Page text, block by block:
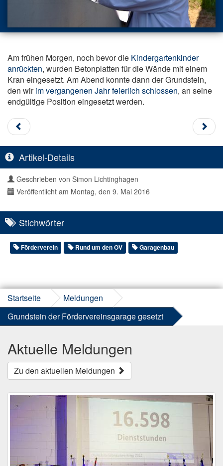
Am frühen Morgen, noch bevor die Kindergartenkinder
anrückten, wurden Betonplatten für die Wände mit einem
Kran eingesetzt. Am Abend konnte dann der Grundstein,
den wirim vergangenen Jahr feierlich schlossen, an seine
endgültige Position eingesetzt werden.
Artikel-Details
Geschrieben von Simon Lichtinghagen
Veröffentlicht am Montag, den 9. Mai 2016
Stichwörter
Förderverein Rund um den OV Garagenbau
Startseite
Meldungen
Grundstein der Fördervereinsgarage gesetzt
Aktuelle Meldungen
Zu den aktuellen Meldungen